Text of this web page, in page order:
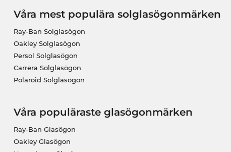
Våra mest populära solglasögonmärken
Ray-Ban Solglasögon
Oakley Solglasögon
Persol Solglasögon
Carrera Solglasögon
Polaroid Solglasögon
Våra populäraste glasögonmärken
Ray-Ban Glasögon
Oakley Glasögon